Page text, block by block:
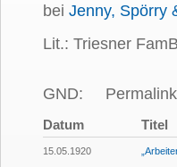
bei Jenny, Spörry
Lit.: Triesner
GND:
Datum Titel
15.05.1920